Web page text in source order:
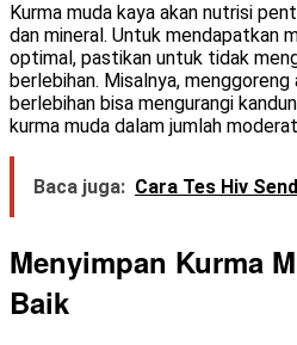
Kurma muda kaya akan nutrisi
dan mineral. Untuk mendapatkan
optimal, pastikan untuk tidak
berlebihan. Misalnya,
berlebihan bisa mengurangi
kurma muda dalam jumlah
Baca juga: Cara Tes Hiv
Menyimpan Kurma
Baik